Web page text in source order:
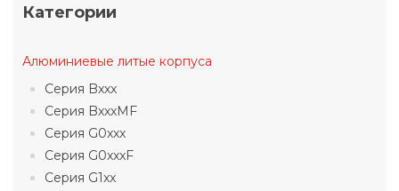
Категории
Алюминиевые литые корпуса
Серия Bxxx
Серия BxxxMF
Серия G0xxx
Серия G0xxxF
Серия G1xx